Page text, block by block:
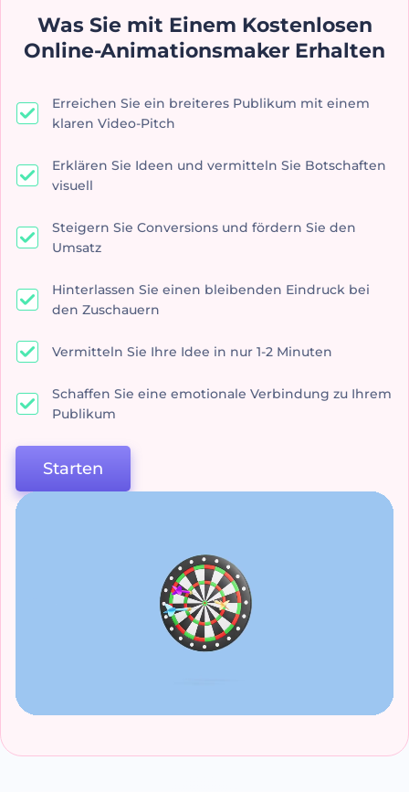
Was Sie mit Einem Kostenlosen
Online-Animationsmaker Erhalten
Erreichen Sie ein breiteres Publikum mit einem
klaren Video-Pitch
Erklären Sie Ideen und vermitteln Sie Botschaften
visuell
Steigern Sie Conversions und fördern Sie den
Umsatz
Hinterlassen Sie einen bleibenden Eindruck bei
den Zuschauern
Vermitteln Sie Ihre Idee in nur 1-2 Minuten
Schaffen Sie eine emotionale Verbindung zu Ihrem
Publikum
Starten